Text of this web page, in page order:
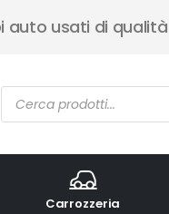
auto usati di qualità
Ricerca
prodotti
Carrozzeria